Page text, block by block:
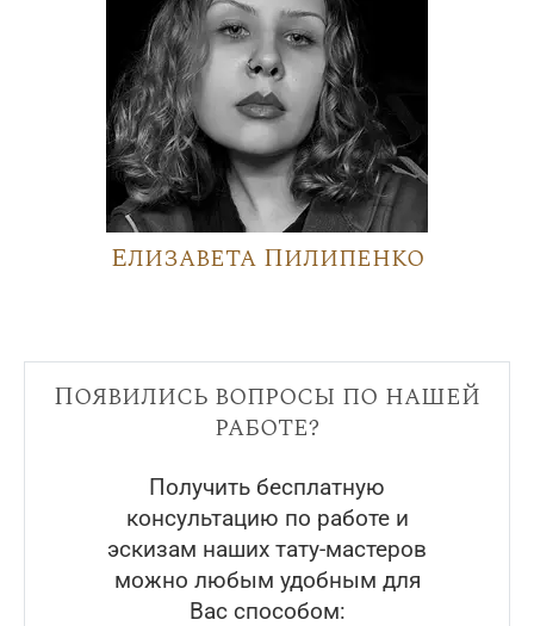
Елизавета Пилипенко
Появились вопросы по нашей
работе?
Получить бесплатную
консультацию по работе и
эскизам наших тату-мастеров
можно любым удобным для
Вас способом: